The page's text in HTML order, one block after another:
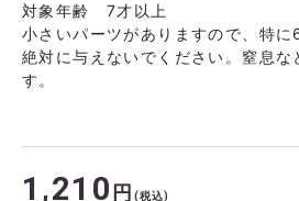
対象年齢 7才以上
小さいパーツがありますので、特
絶対に与えないでください。窒息な
す。
1,210 円 (税込)